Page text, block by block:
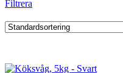
Filtrera